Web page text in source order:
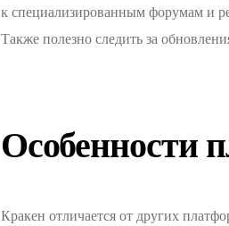
к специализированным форумам и
Также полезно следить за
Особенности
Кракен отличается от других